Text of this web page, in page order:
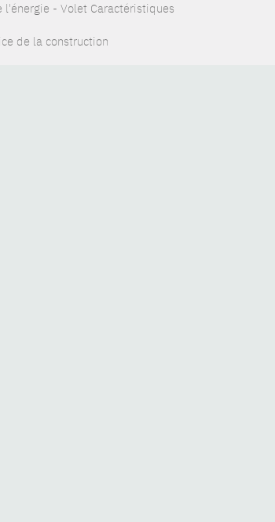
l'énergie - Volet Caractéristiques
de la construction